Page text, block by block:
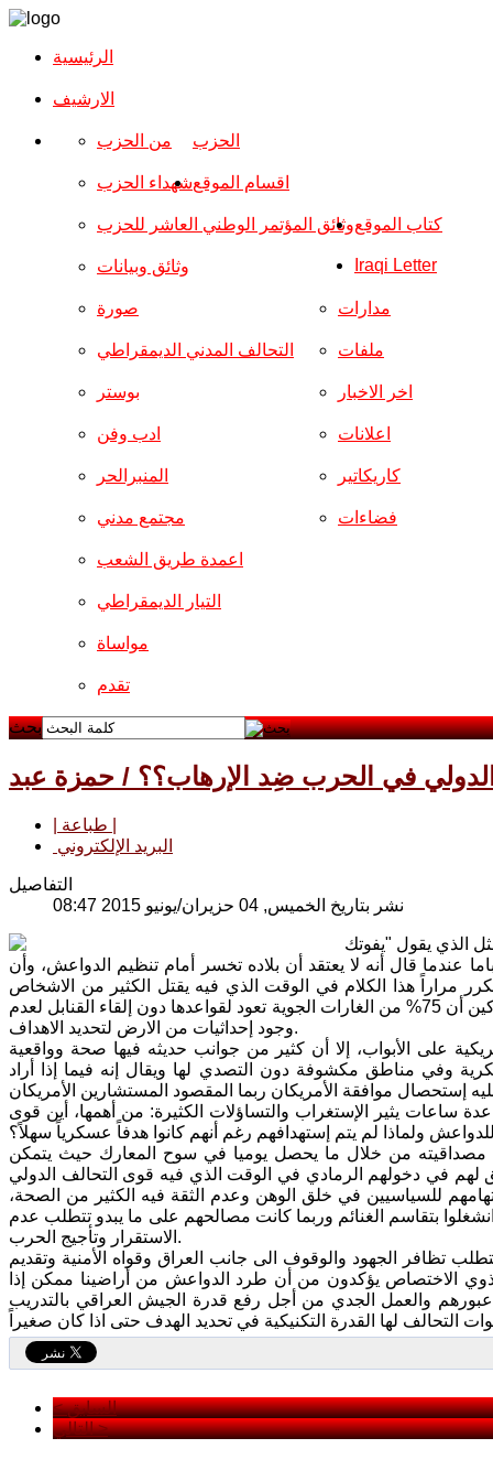
الرئيسية
الارشیف
الحزب من الحزب
شهداء الحزب
وثائق المؤتمر الوطني العاشر للحزب
وثائق وبيانات
اقسام الموقع
صورة
التحالف المدني الديمقراطي
بوستر
ادب وفن
المنبرالحر
مجتمع مدني
مدارات
ملفات
اخر الاخبار
اعلانات
كاريكاتير
فضاءات
اعمدة طريق الشعب
التيار الديمقراطي
مواساة
تقدم
كتاب الموقع
Iraqi Letter
بحث
في الحرب ضِد الإرهاب؟؟ / حمزة عبد
البريد الإلكتروني
التفاصيل
نشر بتاريخ الخميس, 04 حزيران/يونيو 2015 08:47
الذي يقول "يفوتك
عندما قال أنه لا يعتقد أن بلاده تخسر أمام تنظيم الدواعش، وأن
مراراً هذا الكلام في الوقت الذي فيه يقتل الكثير من الاشخاص
وتنتشر الجثث المحترقة في الشوارع الى جانب الاعدامات وقطع الرؤوس، وقال ماكين أن 75% من الغارات الجوية تعود لقواعدها دون إلقاء القنابل لعدم
وجود إحداثيات من الارض لتحديد الاهداف.
على الأبواب، إلا أن كثير من جوانب حديثه فيها صحة وواقعية
وفي مناطق مكشوفة دون التصدي لها ويقال إنه فيما إذا أراد
يثير الإستغراب والتساؤلات الكثيرة: من أهمها، أين قوى
من خلال ما يحصل يوميا في سوح المعارك حيث يتمكن
لهم في دخولهم الرمادي في الوقت الذي فيه قوى التحالف الدولي
للسياسيين في خلق الوهن وعدم الثقة فيه الكثير من الصحة،
بتقاسم الغنائم وربما كانت مصالحهم على ما يبدو تتطلب عدم
الاستقرار وتأجيج الحرب.
تظافر الجهود والوقوف الى جانب العراق وقواه الأمنية وتقديم
الاختصاص يؤكدون من أن طرد الدواعش من أراضينا ممكن إذا
والعمل الجدي من أجل رفع قدرة الجيش العراقي بالتدريب
< السابق
التالي >